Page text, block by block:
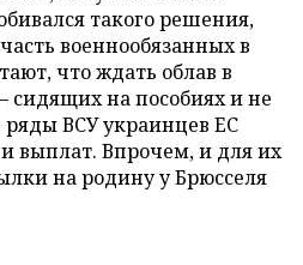
такого решения,
военнообязанных в
что ждать облав в
сидящих на пособиях и не
ВСУ украинцев ЕС
выплат. Впрочем, и для их
на родину у Брюсселя